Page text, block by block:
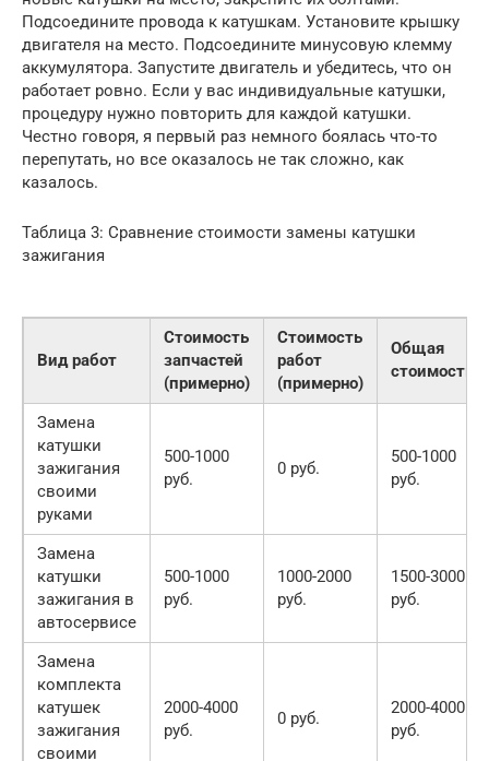
Подсоедините провода к катушкам. Установите крышку
двигателя на место. Подсоедините минусовую клемму
аккумулятора. Запустите двигатель и убедитесь, что он
работает ровно. Если у вас индивидуальные катушки,
процедуру нужно повторить для каждой катушки.
Честно говоря, я первый раз немного боялась что-то
перепутать, но все оказалось не так сложно, как
казалось.
Таблица 3: Сравнение стоимости замены катушки
зажигания
Вид работ
Стоимость
запчастей
(примерно)
Стоимость
работ
(примерно)
Общая
стоимость
Замена
катушки
зажигания
своими
руками
500-1000
руб.
0 руб.
500-1000
руб.
Замена
катушки
зажигания в
автосервисе
500-1000
руб.
1000-2000
руб.
1500-3000
руб.
Замена
комплекта
катушек
зажигания
своими
2000-4000
руб.
0 руб.
2000-4000
руб.